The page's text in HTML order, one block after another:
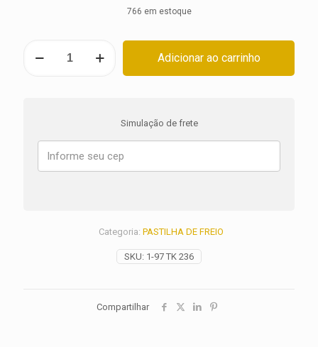
766 em estoque
Supermoto
ANO
Adicionar ao carrinho
Simulação de frete
SKU: 1-97 TK 236
Categoria: PASTILHA DE FREIO
Compartilhar